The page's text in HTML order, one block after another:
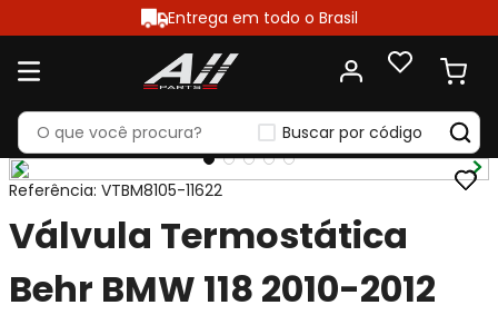
Entrega em todo o Brasil
Buscar por código
Referência: VTBM8105-11622
Válvula Termostática
Behr BMW 118 2010-2012